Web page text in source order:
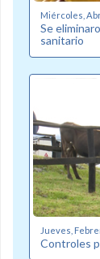
Miércoles,
Se
sanitario
Jueves,
Controles